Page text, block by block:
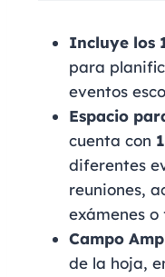
Incluye los
para
eventos
Espacio
cuenta con
diferentes
reuniones,
exámenes
Campo
de la hoja,